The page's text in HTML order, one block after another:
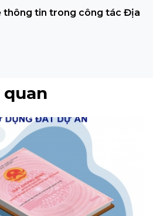
thông tin trong công tác Địa